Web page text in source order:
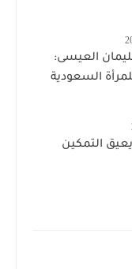
العيسى:
السعودية
التمكين